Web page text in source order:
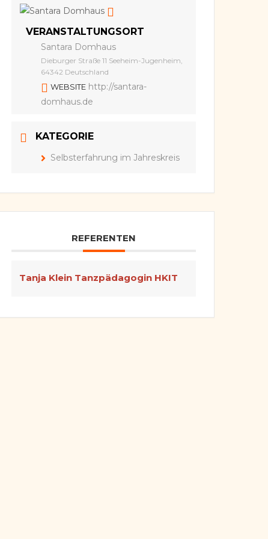
VERANSTALTUNGSORT
Santara Domhaus
Dieburger Straße 11 Seeheim-Jugenheim,
64342 Deutschland
WEBSITE http://santara-
domhaus.de
KATEGORIE
Selbsterfahrung im Jahreskreis
REFERENTEN
Tanja Klein Tanzpädagogin HKIT